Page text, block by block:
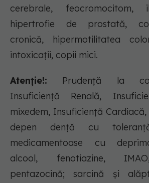
cerebrale, feocromocitom,
hipertrofie de prostată,
cronică, hipermotilitatea
intoxicații, copii mici.
Atenție!: Prudență la
Insuficiență Renală,
mixedem, Insuficiență
depen dență cu
medicamentoase cu
alcool, fenotiazine,
pentazocină; sarcină și